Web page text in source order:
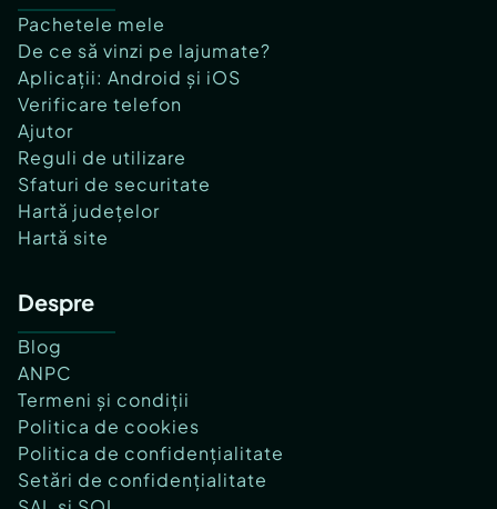
Pachetele mele
De ce să vinzi pe lajumate?
Aplicații: Android și iOS
Verificare telefon
Ajutor
Reguli de utilizare
Sfaturi de securitate
Hartă județelor
Hartă site
Despre
Blog
ANPC
Termeni și condiții
Politica de cookies
Politica de confidențialitate
Setări de confidențialitate